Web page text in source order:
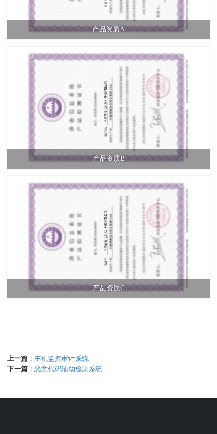
产品资质A
产品资质B
产品资质C
上一篇： 主机监控审计系统
下一篇： 恶意代码辅助检测系统